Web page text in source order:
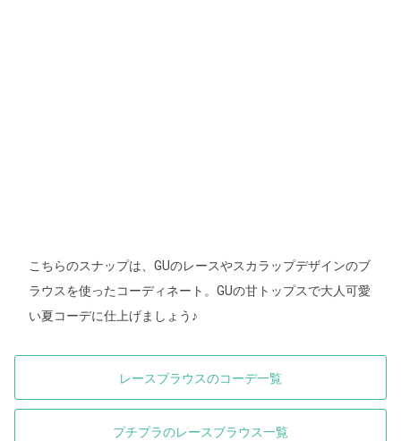
こちらのスナップは、GUのレースやスカラップデザインのブ
ラウスを使ったコーディネート。GUの甘トップスで大人可愛
い夏コーデに仕上げましょう♪
レースブラウスのコーデ一覧
プチプラのレースブラウス一覧